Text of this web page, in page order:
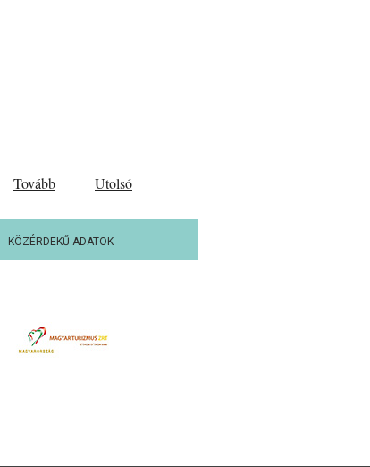
Tovább Utolsó
KÖZÉRDEKŰ ADATOK